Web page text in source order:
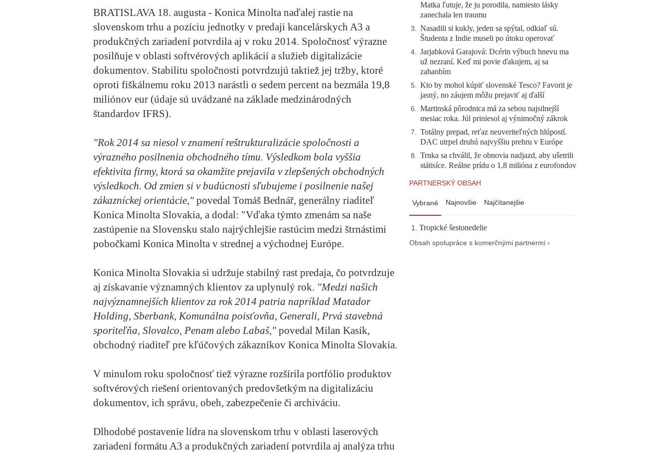
BRATISLAVA 18. augusta - Konica Minolta naďalej rastie na
slovenskom trhu a pozíciu jednotky v predaji kancelárskych A3 a
produkčných zariadení potvrdila aj v roku 2014. Spoločnosť výrazne
posilňuje v oblasti softvérových aplikácií a služieb digitalizácie
dokumentov. Stabilitu spoločnosti potvrdzujú taktiež jej tržby, ktoré
oproti fiškálnemu roku 2013 narástli o sedem percent na bezmála 19,8
miliónov eur (údaje sú uvádzané na základe medzinárodných
štandardov IFRS).
"Rok 2014 sa niesol v znamení reštrukturalizácie spoločnosti a
výrazného posilnenia obchodného tímu. Výsledkom bola vyššia
efektivita firmy, ktorá sa okamžite prejavila v zlepšených obchodných
výsledkoch. Od zmien si v budúcnosti sľubujeme i posilnenie našej
zákazníckej orientácie," povedal Tomáš Bednář, generálny riaditeľ
Konica Minolta Slovakia, a dodal: "Vďaka týmto zmenám sa naše
zastúpenie na Slovensku stalo najrýchlejšie rastúcim medzi štrnástimi
pobočkami Konica Minolta v strednej a východnej Európe.
Konica Minolta Slovakia si udržuje stabilný rast predaja, čo potvrdzuje
aj získavanie významných klientov za uplynulý rok. "Medzi našich
najvýznamnejších klientov za rok 2014 patria napríklad Matador
Holding, Sberbank, Komunálna poisťovňa, Generali, Prvá stavebná
sporiteľňa, Slovalco, Penam alebo Labaš," povedal Milan Kasík,
obchodný riaditeľ pre kľúčových zákazníkov Konica Minolta Slovakia.
V minulom roku spoločnosť tiež výrazne rozšírila portfólio produktov
softvérových riešení orientovaných predovšetkým na digitalizáciu
dokumentov, ich správu, obeh, zabezpečenie či archiváciu.
Dlhodobé postavenie lídra na slovenskom trhu v oblasti laserových
zariadení formátu A3 a produkčných zariadení potvrdila aj analýza trhu
Matka ľutuje, že ju porodila, namiesto lásky
zanechala len traumu
3. Nasadili si kukly, jeden sa spýtal, odkiaľ sú.
Študenta z Indie museli po útoku operovať
4. Jarjabková Garajová: Dcérin výbuch hnevu ma
už nezraní. Keď mi povie ďakujem, aj sa
zahanbím
5. Kto by mohol kúpiť slovenské Tesco? Favorit je
jasný, no záujem môžu prejaviť aj ďalší
6. Martinská pôrodnica má za sebou najsilnejší
mesiac roka. Júl priniesol aj výnimočný zákrok
7. Totálny prepad, reťaz neuveriteľných hlúpostí.
DAC utrpel druhú najvyššiu prehru v Európe
8. Trnka sa chválil, že obnovia nadjazd, aby ušetrili
státisíce. Reálne prídu o 1,8 milióna z eurofondov
PARTNERSKÝ OBSAH
Vybrané Najnovšie Najčítanejšie
Tropické šestonedelie
Obsah spolupráce s komerčnými partnermi ›